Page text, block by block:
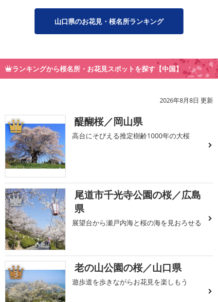
山口県のお花見・桜名所ランキング
ランキングから桜名所・お花見スポットを探す【中国】
2026年8月8日 更新
1 醍醐桜／岡山県
高台にそびえる推定樹齢1000年の大桜
2
尾道市千光寺公園の桜／広島
県
展望台から瀬戸内海と桜の海を見おろせる
3 老の山公園の桜／山口県
遊歩道を歩きながらお花見を楽しもう